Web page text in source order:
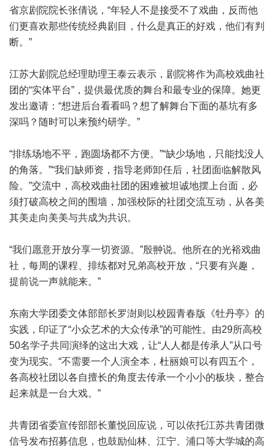
省京剧院院长张倩说，“年轻人不是接受不了戏曲，反而他
们更喜欢那些传统经典剧目，什么是真正的好戏，他们有判
断。”
江苏大剧院总经理助理王泰云表示，剧院将作为高校戏曲社
团的“实体平台”，提供最优质的舞台和最专业的保障。她更
发出邀请：“想进后台看看吗？想了解舞台下面的基坑有多
深吗？随时可以来预约研学。”
“排练场地不平，跑圆场都不方便。”“缺少场地，只能找没人
的角落。”“我们缺师资，指导老师卸任后，社团面临解散风
险。”交流中，高校戏曲社团的困难被坦诚地摆上台面，必
须打破高校之间的围墙，加强校际的社团交流互动，从各美
其美走向美美与共成为共识。
“我们愿意开放分享一切资源。”殷翀说。他所在的光裕戏曲
社，每周的课程、排练都对兄弟高校开放，“只要有兴趣，
提前说一声就能来。”
东南大学团委文体部部长罗澍则以校园青春版《牡丹亭》的
实践，印证了“小众艺术的大众传承”的可能性。由29所高校
50名学子共同演绎的这出大戏，让“人人都是传承人”从口号
变为现实。“不需要一个人演全本，杜丽娘可以有四五个，
各高校社团以各自擅长的角度去传承一个小小的板块，整合
起来就是一台大戏。”
共青团省委宣传部部长董悦回应说，可以依托江苏共青团微
信号发布招募信息，也鼓励仙林、江宁、浦口等大学城的高